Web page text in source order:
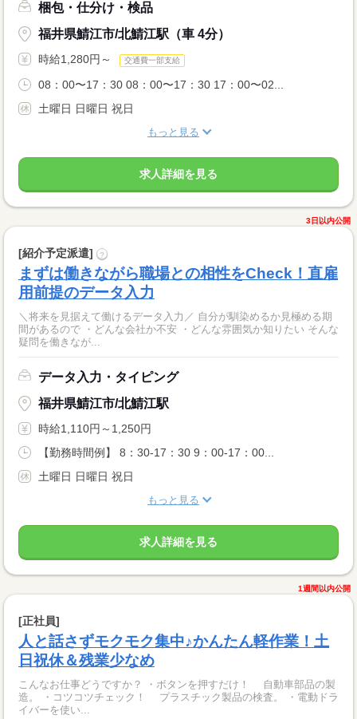
梱包・仕分け・検品
福井県鯖江市/北鯖江駅（車 4分）
時給1,280円～ 交通費一部支給
08：00〜17：30 08：00〜17：30 17：00〜02...
土曜日 日曜日 祝日
もっと見る
求人詳細を見る
3日以内公開
[紹介予定派遣] ?
まずは働きながら職場との相性をCheck！直雇
用前提のデータ入力
＼将来を見据えて働けるデータ入力／ 自分が馴染めるか見極める期
間があるので ・どんな会社か不安 ・どんな雰囲気か知りたい そんな
疑問を働きなが...
データ入力・タイピング
福井県鯖江市/北鯖江駅
時給1,110円～1,250円
【勤務時間例】 8：30-17：30 9：00-17：00...
土曜日 日曜日 祝日
もっと見る
求人詳細を見る
1週間以内公開
[正社員]
人と話さずモクモク集中♪かんたん軽作業！土
日祝休＆残業少なめ
こんなお仕事どうですか？ ・ボタンを押すだけ！ 自動車部品の製
造。 ・コツコツチェック！ プラスチック製品の検査。 ・電動ドラ
イバーを使い...